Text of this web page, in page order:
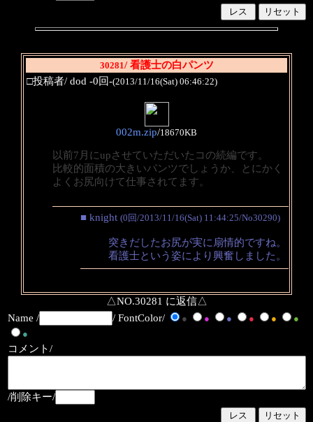
30281/ 看護士の白パンツ
□投稿者/ dod -0回-(2013/11/16(Sat) 06:46:22)
002m.zip/18670KB
以前7月にupさせていただいたコの続編です。
比較的面積の大きいパンツでしょうか、とにかく
よくお尻向けて仕事されてます。
■ knight (0回/2013/11/16(Sat) 11:44:25/No30290)
突きだしたお尻が実に扇情的ですね。
看護士という姿により興奮しました。
△NO.30281 に返信△
Name /
/ FontColor/ ● ● ● ● ●
●
●
コメント/
/削除キー/